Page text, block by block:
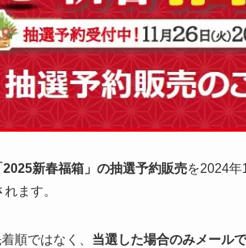
2025新春福箱」の抽選予約販売を2024
ます。
順ではなく、 当選した場合のみメール